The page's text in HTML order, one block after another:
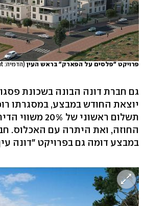
פרויקט "פלסים על הפארק" בראש העין(הדמיה: viewpoint)
גם חברת דונה הבונה בשכונת
יוצאת החודש במבצע, במסגרתו
תשלום ראשוני של
החוזה, ואת היתרה עם האכלוס.
במבצע דומה גם בפרויקט "דונה